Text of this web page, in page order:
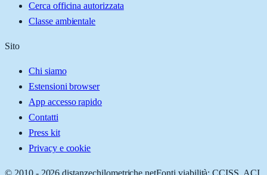
Cerca officina autorizzata
Classe ambientale
Sito
Chi siamo
Estensioni browser
App accesso rapido
Contatti
Press kit
Privacy e cookie